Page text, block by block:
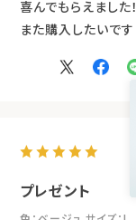
喜んでもらえました！
また購入したいです
プレゼント